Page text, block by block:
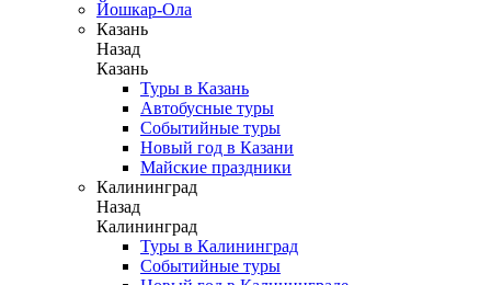
Йошкар-Ола
Казань
Назад
Казань
Туры в Казань
Автобусные туры
Событийные туры
Новый год в Казани
Майские праздники
Калининград
Назад
Калининград
Туры в Калининград
Событийные туры